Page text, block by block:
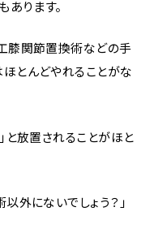
ります。
膝関節置換術などの手
とんどやれることがな
と放置されることがほと
外にないでしょう？」